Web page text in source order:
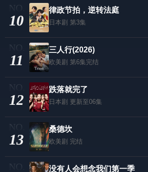
10
律政节拍，逆转法庭
日本剧 第3集
11
三人行(2026)
欧美剧 第6集完结
12
跌落就完了
日本剧 更新至06集
13
桑德坎
欧美剧 完结
没有人会想念我们第一季